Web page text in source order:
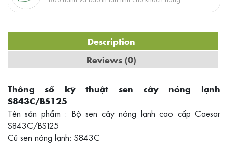
Description
Reviews (0)
Thông số kỹ thuật sen cây nóng lạnh
S843C/BS125
Tên sản phẩm : Bộ sen cây nóng lạnh cao cấp Caesar
S843C/BS125
Củ sen nóng lạnh: S843C